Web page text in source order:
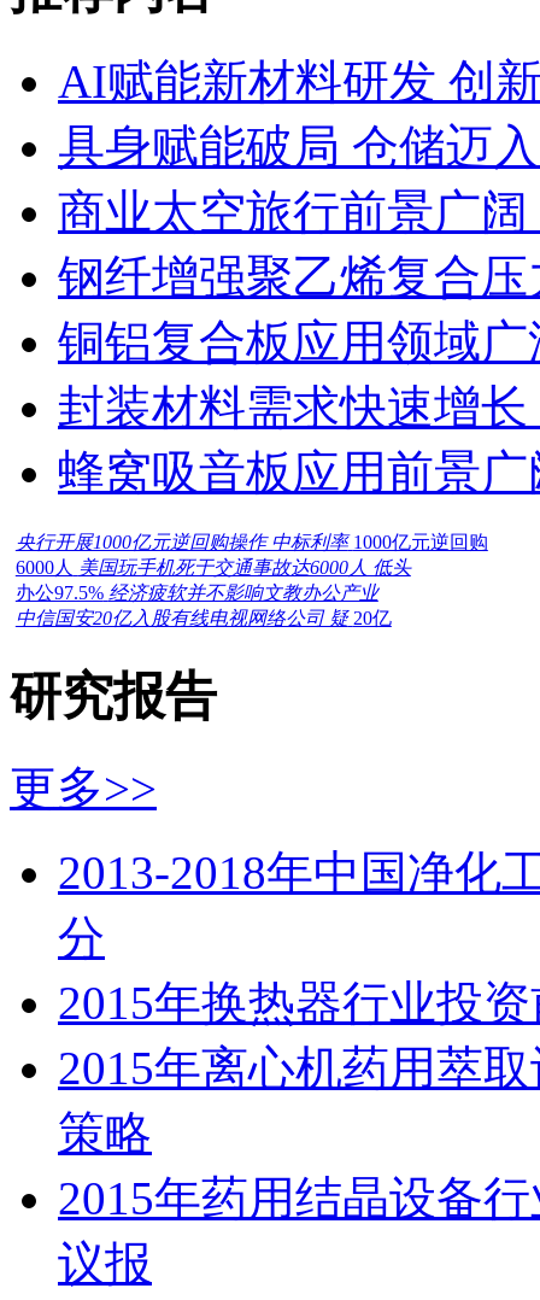
AI赋能新材料研发 创
具身赋能破局 仓储迈
商业太空旅行前景广
钢纤增强聚乙烯复合
铜铝复合板应用领域
封装材料需求快速增
蜂窝吸音板应用前景
央行开展1000亿元逆回购操作 中标利率 1000亿元逆回购
6000人 美国玩手机死于交通事故达6000人 低头
办公97.5% 经济疲软并不影响文教办公产业
中信国安20亿入股有线电视网络公司 疑 20亿
研究报告
更多>>
2013-2018年中国净化
分
2015年换热器行业投
2015年离心机药用萃
策略
2015年药用结晶设备
议报